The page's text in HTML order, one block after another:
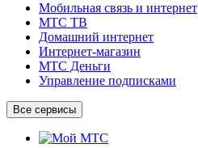
Мобильная связь и интернет
МТС ТВ
Домашний интернет
Интернет-магазин
МТС Деньги
Управление подписками
Все сервисы